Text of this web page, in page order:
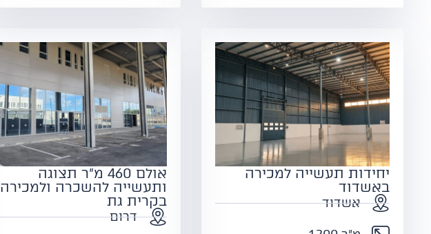
יחידות תעשייה למכירה
באשדוד
אשדוד
אולם 460 מ"ר תצוגה
ותעשייה להשכרה ולמכירה
בקרית גת
דרום